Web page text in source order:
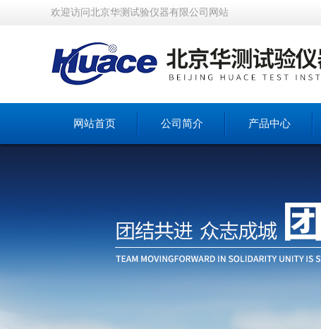
欢迎访问北京华测试验仪器有限公司网站
网站首页 公司简介 产品中心